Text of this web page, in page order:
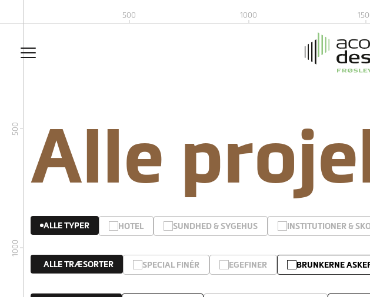
500 1000
500
1000
Alle
ALLE TYPER HOTEL SUNDHED & SYGEHUS INSTITUTIONER &
ALLE TRÆSORTER SPECIAL FINÉR EGEFINER BRUNKERNE